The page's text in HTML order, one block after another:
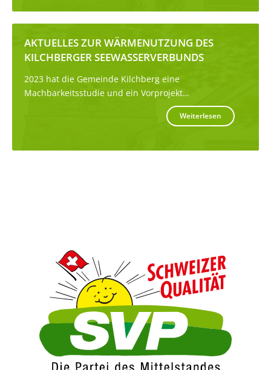
AKTUELLES ZUR WÄRMENUTZUNG DES
KILCHBERGER SEEWASSERVERBUNDS
2023 hat die Gemeinde Kilchberg eine
Machbarkeitsstudie und ein Vorprojekt…
Weiterlesen